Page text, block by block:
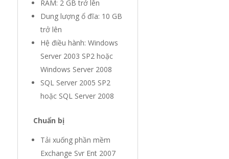
RAM: 2 GB trở lên
Dung lượng ổ đĩa: 10 GB
trở lên
Hệ điều hành: Windows
Server 2003 SP2 hoặc
Windows Server 2008
SQL Server 2005 SP2
hoặc SQL Server 2008
Chuẩn bị
Tải xuống phần mềm
Exchange Svr Ent 2007